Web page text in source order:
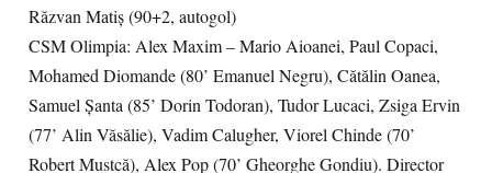
Răzvan Matiș (90+2, autogol)
CSM Olimpia: Alex Maxim – Mario Aioanei, Paul Copaci,
Mohamed Diomande (80’ Emanuel Negru), Cătălin Oanea,
Samuel Șanta (85’ Dorin Todoran), Tudor Lucaci, Zsiga Ervin
(77’ Alin Văsălie), Vadim Calugher, Viorel Chinde (70’
Robert Mustcă), Alex Pop (70’ Gheorghe Gondiu). Director